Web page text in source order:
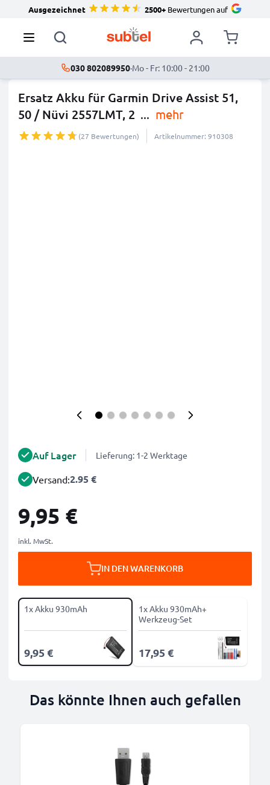
Ausgezeichnet 2500+Bewertungen auf
030 802089950·Mo - Fr: 10:00 - 21:00
Ersatz Akku für Garmin Drive Assist 51,
50 / Nüvi 2557LMT, 2 ... mehr
(27 Bewertungen) Artikelnummer: 910308
Auf Lager Lieferung: 1-2 Werktage
Versand:2.95 €
9,95 €
inkl. MwSt.
IN DEN WARENKORB
1x Akku 930mAh
9,95 €
1x Akku 930mAh+
Werkzeug-Set
17,95 €
Das könnte Ihnen auch gefallen